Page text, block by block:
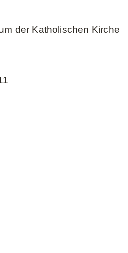
der Katholischen Kirche